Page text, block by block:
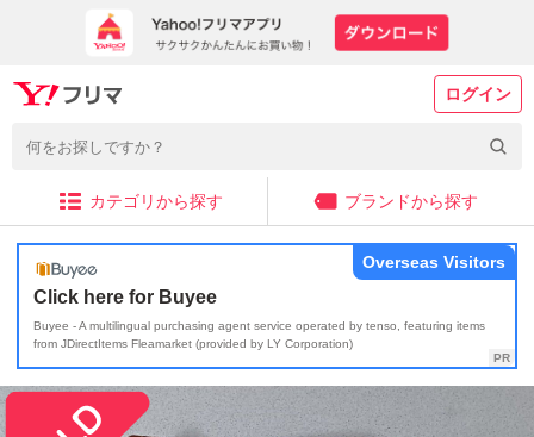
ログイン
カテゴリから探す ブランドから探す
Click here for Buyee
Buyee - A multilingual purchasing agent service operated by tenso, featuring items
from JDirectItems Fleamarket (provided by LY Corporation)
Overseas Visitors